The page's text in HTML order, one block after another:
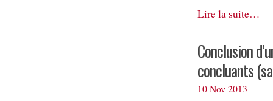
Lire la suite…
Conclusion
concluants
10 Nov 2013